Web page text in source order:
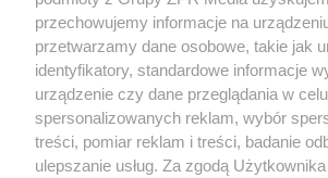
tym także elektroniczny lub mechaniczny) na
eksploatacji w jakiejkolwiek formie, włącznie z
Internecie bez pisemnej zgody właściciela praw.
wykorzystanie utworów w całości lub w części z
tzn. bez właściwej zgody, jest zabronione pod
ścigane prawnie.
przechowujemy informacje na
przetwarzamy dane osobowe, takie jak
identyfikatory, standardowe informacje
urządzenie czy dane przeglądania w
spersonalizowanych reklam, wybór
treści, pomiar reklam i treści, badanie
ulepszanie usług. Za zgodą